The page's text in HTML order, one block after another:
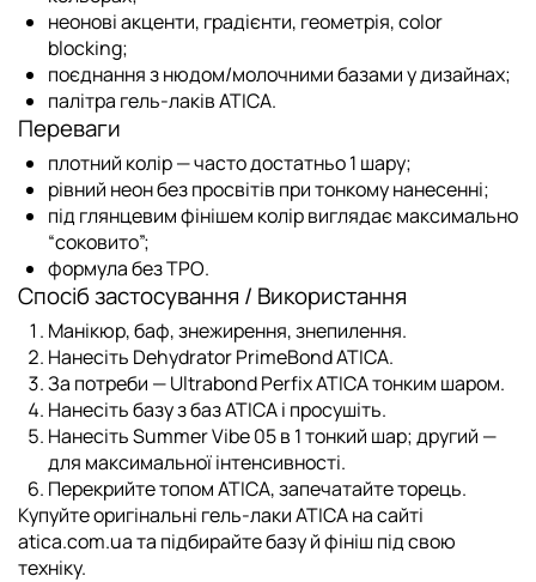
неонові акценти, градієнти, геометрія, color
blocking;
поєднання з нюдом/молочними базами у дизайнах;
палітра гель-лаків ATICA.
Переваги
плотний колір— часто достатньо 1 шару;
рівний неон без просвітів при тонкому нанесенні;
під глянцевим фінішем колір виглядає максимально
“соковито”;
формулабез TPO.
Спосіб застосування / Використання
Манікюр, баф, знежирення, знепилення.
Нанесіть Dehydrator PrimeBond ATICA.
За потреби —Ultrabond Perfix ATICAтонким шаром.
Нанесіть базу збаз ATICAі просушіть.
НанесітьSummer Vibe 05в 1 тонкий шар; другий —
для максимальної інтенсивності.
Перекрийтетопом ATICA, запечатайте торець.
Купуйте оригінальні гель-лаки ATICA на сайті
atica.com.ua та підбирайте базу й фініш під свою
техніку.